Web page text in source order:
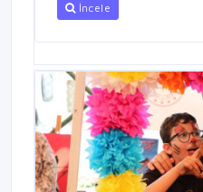
İncele